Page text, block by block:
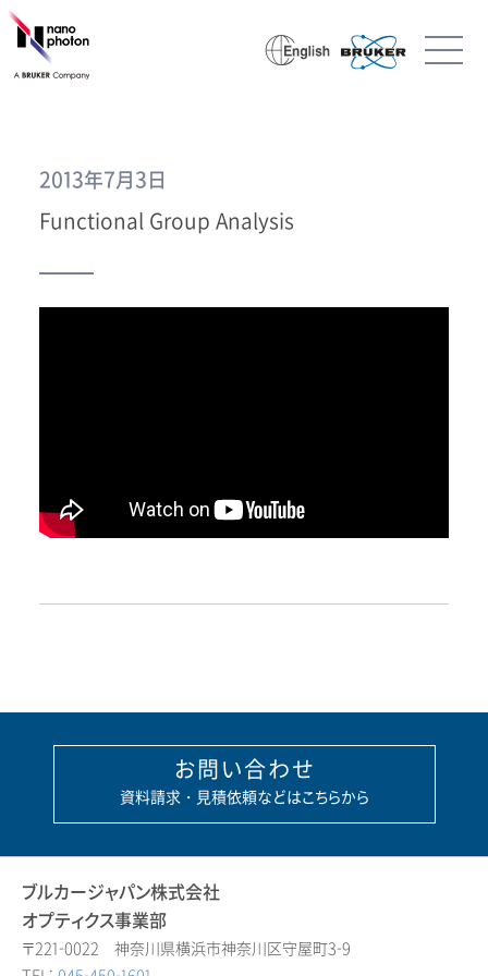
2013年7月3日
Functional Group Analysis
お問い合わせ
資料請求・見積依頼などはこちらから
ブルカージャパン株式会社
オプティクス事業部
〒221-0022 神奈川県横浜市神奈川区守屋町3-9